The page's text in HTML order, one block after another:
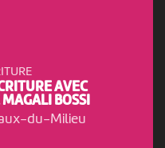
AVEC
BOSSI
du-Milieu